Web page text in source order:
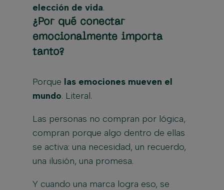
elección de vida.
¿Por qué conectar
emocionalmente importa
tanto?
Porque las emociones mueven el
mundo. Literal.
Las personas no compran por lógica,
compran porque algo dentro de ellas
se activa: una necesidad, un recuerdo,
una ilusión, una promesa.
Y cuando una marca logra eso, se